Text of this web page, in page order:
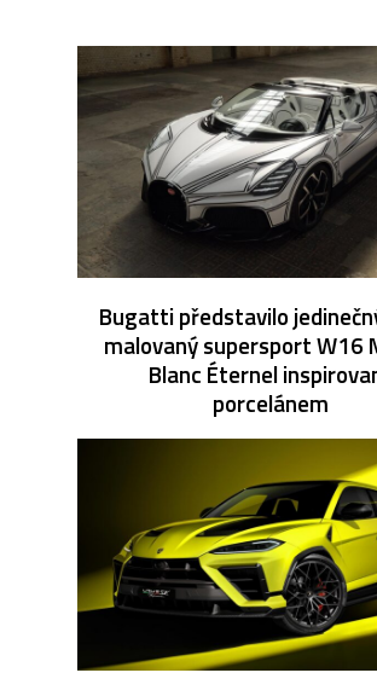
Bugatti představilo
malovaný supersport W16
Blanc Éternel
porcelánem